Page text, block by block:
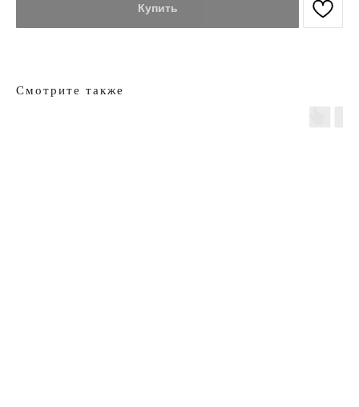
Купить
Смотрите также